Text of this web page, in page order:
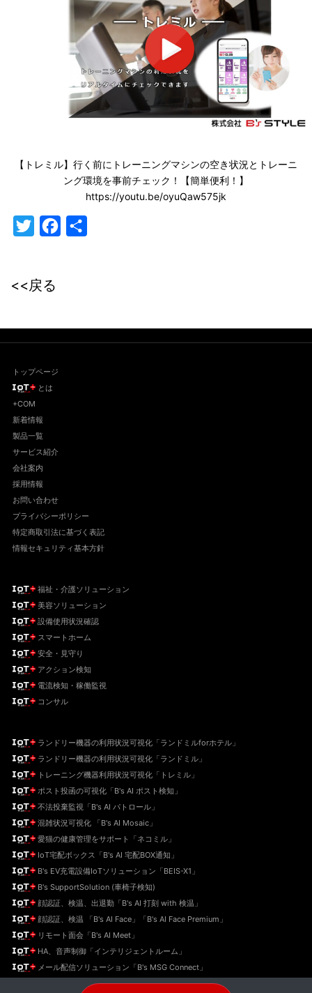
【トレミル】行く前にトレーニングマシンの空き状況とトレーニ
ング環境を事前チェック！【簡単便利！】
https://youtu.be/oyuQaw575jk
TwitterFacebook
<<戻る
トップページ
とは
+COM
新着情報
製品一覧
サービス紹介
会社案内
採用情報
お問い合わせ
プライバシーポリシー
特定商取引法に基づく表記
情報セキュリティ基本方針
福祉・介護ソリューション
美容ソリューション
設備使用状況確認
スマートホーム
安全・見守り
アクション検知
電流検知・稼働監視
コンサル
ランドリー機器の利用状況可視化「ランドミルforホテル」
ランドリー機器の利用状況可視化「ランドミル」
トレーニング機器利用状況可視化「トレミル」
ポスト投函の可視化「B's AI ポスト検知」
不法投棄監視「B's AI パトロール」
混雑状況可視化 「B's AI Mosaic」
愛猫の健康管理をサポート「ネコミル」
IoT宅配ボックス「B's AI 宅配BOX通知」
B's EV充電設備IoTソリューション「BEIS-X1」
B's SupportSolution (車椅子検知)
顔認証、検温、出退勤「B's AI 打刻 with 検温」
顔認証、検温 「B's AI Face」「B's AI Face Premium」
リモート面会「B's AI Meet」
HA、音声制御「インテリジェントルーム」
メール配信ソリューション「B's MSG Connect」